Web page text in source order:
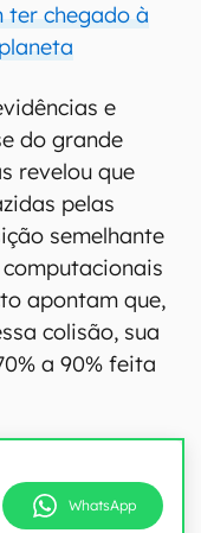
ter chegado à
e
do grande
revelou que
pelas
semelhante
apontam que,
colisão, sua
a 90% feita
WhatsApp